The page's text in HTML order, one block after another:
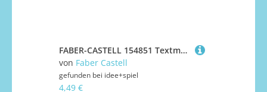
FABER-CASTELL 154851 Textmarker TEXTLINER Superfluorescent 48 blau
von Faber Castell
gefunden bei idee+spiel
4,49 €